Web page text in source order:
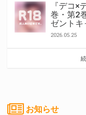
『デコ×
巻・第2
ゼントキ
2026.05.25
お知らせ